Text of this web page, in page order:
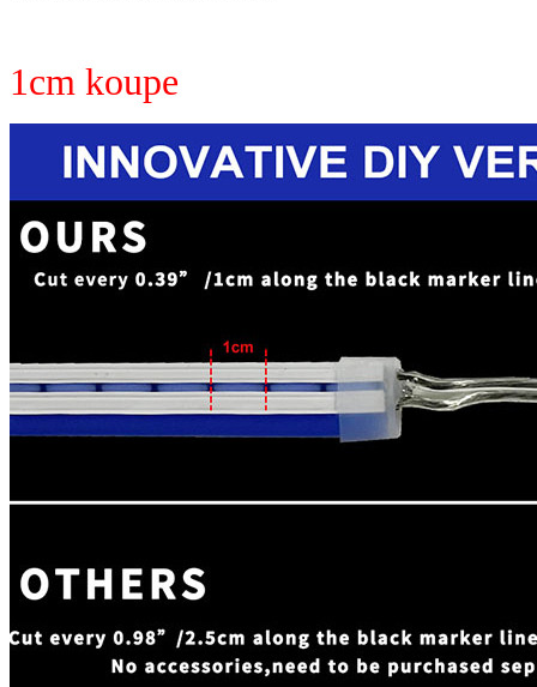
1cm koupe